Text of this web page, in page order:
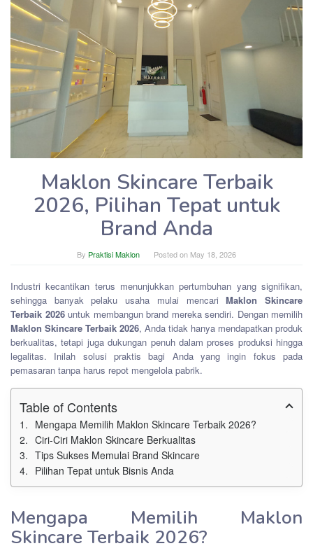
Maklon Skincare Terbaik
2026, Pilihan Tepat untuk
Brand Anda
By Praktisi Maklon Posted on May 18, 2026
Industri kecantikan terus menunjukkan pertumbuhan yang signifikan,
sehingga banyak pelaku usaha mulai mencariMaklon Skincare
Terbaik 2026untuk membangun brand mereka sendiri. Dengan memilih
Maklon Skincare Terbaik 2026, Anda tidak hanya mendapatkan produk
berkualitas, tetapi juga dukungan penuh dalam proses produksi hingga
legalitas. Inilah solusi praktis bagi Anda yang ingin fokus pada
pemasaran tanpa harus repot mengelola pabrik.
Table of Contents
Mengapa Memilih Maklon Skincare Terbaik 2026?
Ciri-Ciri Maklon Skincare Berkualitas
Tips Sukses Memulai Brand Skincare
Pilihan Tepat untuk Bisnis Anda
Mengapa Memilih Maklon
Skincare Terbaik 2026?